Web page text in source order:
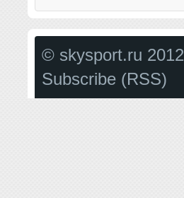
© skysport.ru 2012
Subscribe (RSS)